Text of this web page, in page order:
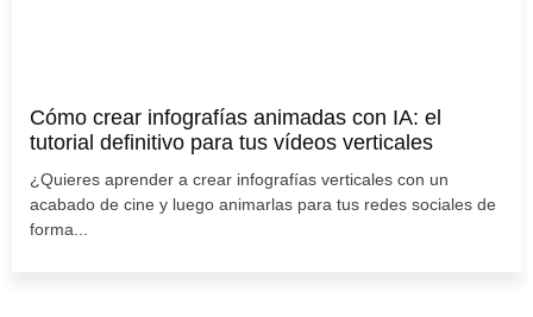
Cómo crear infografías animadas con IA: el
tutorial definitivo para tus vídeos verticales
¿Quieres aprender a crear infografías verticales con un
acabado de cine y luego animarlas para tus redes sociales de
forma...